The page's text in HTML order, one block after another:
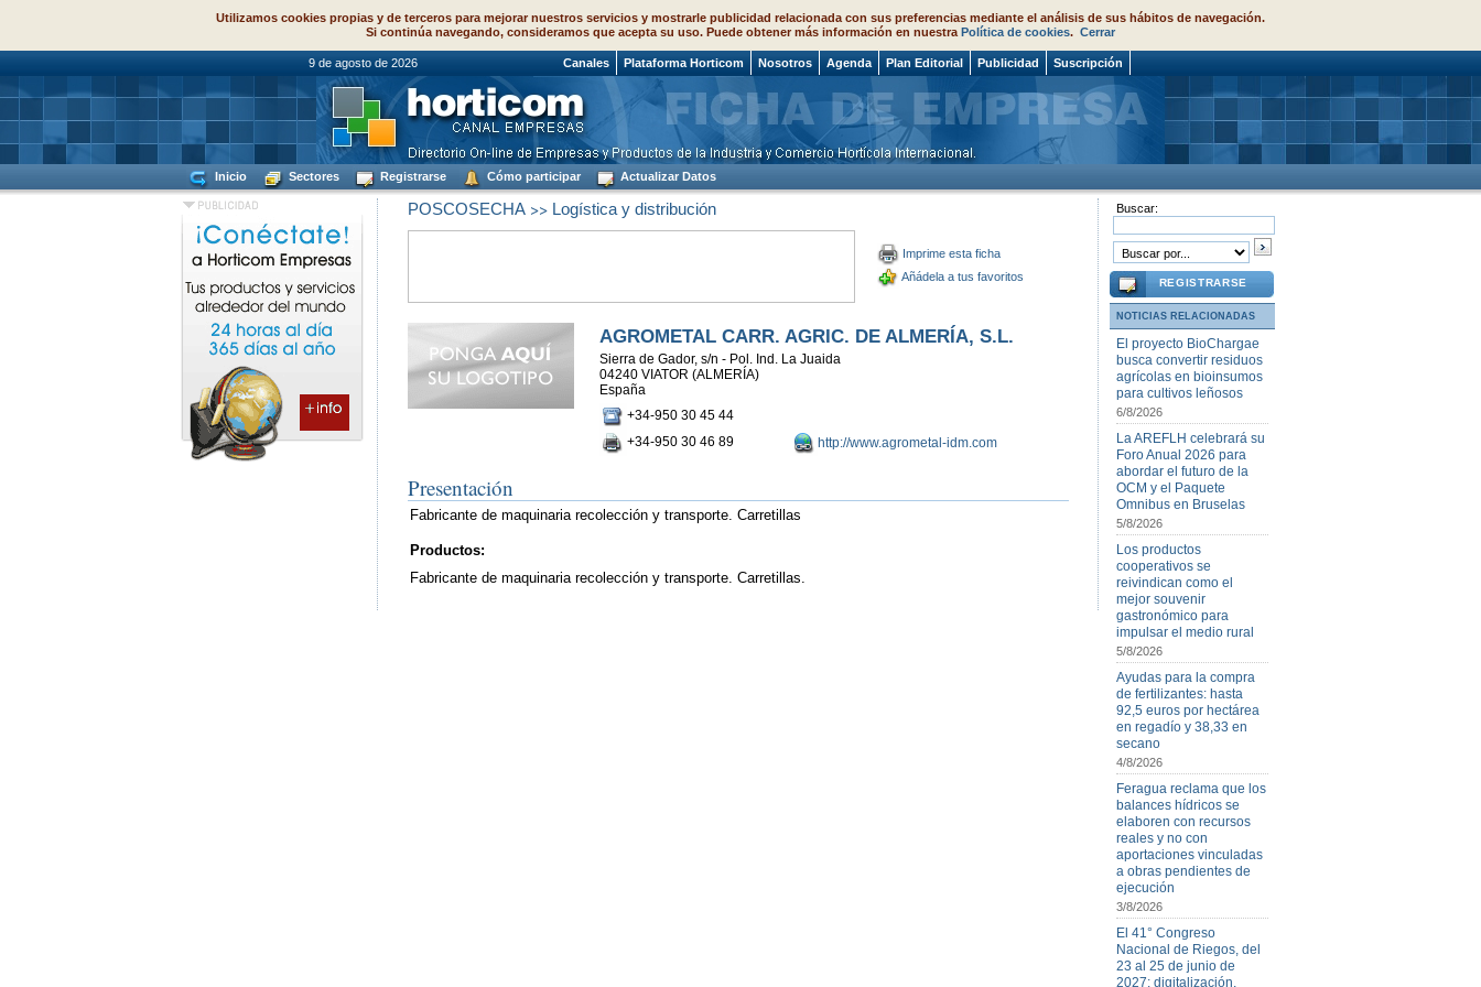
Utilizamos cookies propias y de terceros para mejorar nuestros servicios y mostrarle publicidad relacionada con sus preferencias mediante el análisis de sus hábitos de navegación.
Si continúa navegando, consideramos que acepta su uso. Puede obtener más información en nuestra Política de cookies. Cerrar
9 de agosto de 2026 Canales Plataforma Horticom Nosotros Agenda Plan Editorial Publicidad Suscripción
Inicio Sectores Registrarse Cómo participar Actualizar Datos
POSCOSECHA>> Logística y distribución
Imprime esta ficha
Añádela a tus favoritos
AGROMETAL CARR. AGRIC. DE ALMERÍA, S.L.
Sierra de Gador, s/n - Pol. Ind. La Juaida
04240 VIATOR (ALMERÍA)
España
+34-950 30 45 44
+34-950 30 46 89
http://www.agrometal-idm.com
Presentación
Fabricante de maquinaria recolección y transporte. Carretillas
Productos:
Fabricante de maquinaria recolección y transporte. Carretillas.
Buscar:
REGISTRARSE
NOTICIAS RELACIONADAS
El proyecto BioChargae
busca convertir residuos
agrícolas en bioinsumos
para cultivos leñosos
6/8/2026
La AREFLH celebrará su
Foro Anual 2026 para
abordar el futuro de la
OCM y el Paquete
Omnibus en Bruselas
5/8/2026
Los productos
cooperativos se
reivindican como el
mejor souvenir
gastronómico para
impulsar el medio rural
5/8/2026
Ayudas para la compra
de fertilizantes: hasta
92,5 euros por hectárea
en regadío y 38,33 en
secano
4/8/2026
Feragua reclama que los
balances hídricos se
elaboren con recursos
reales y no con
aportaciones vinculadas
a obras pendientes de
ejecución
3/8/2026
El 41° Congreso
Nacional de Riegos, del
23 al 25 de junio de
2027: digitalización,